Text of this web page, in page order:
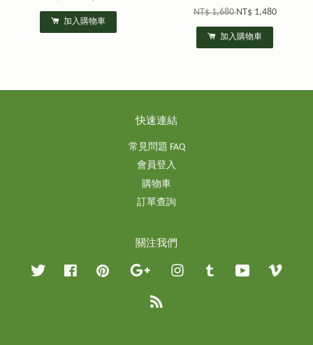
加入購物車
NT$ 1,680NT$ 1,480
加入購物車
快速連結
常見問題 FAQ
會員登入
購物車
訂單查詢
關注我們
Twitter Facebook Pinterest Google InstagramTumblr YouTube